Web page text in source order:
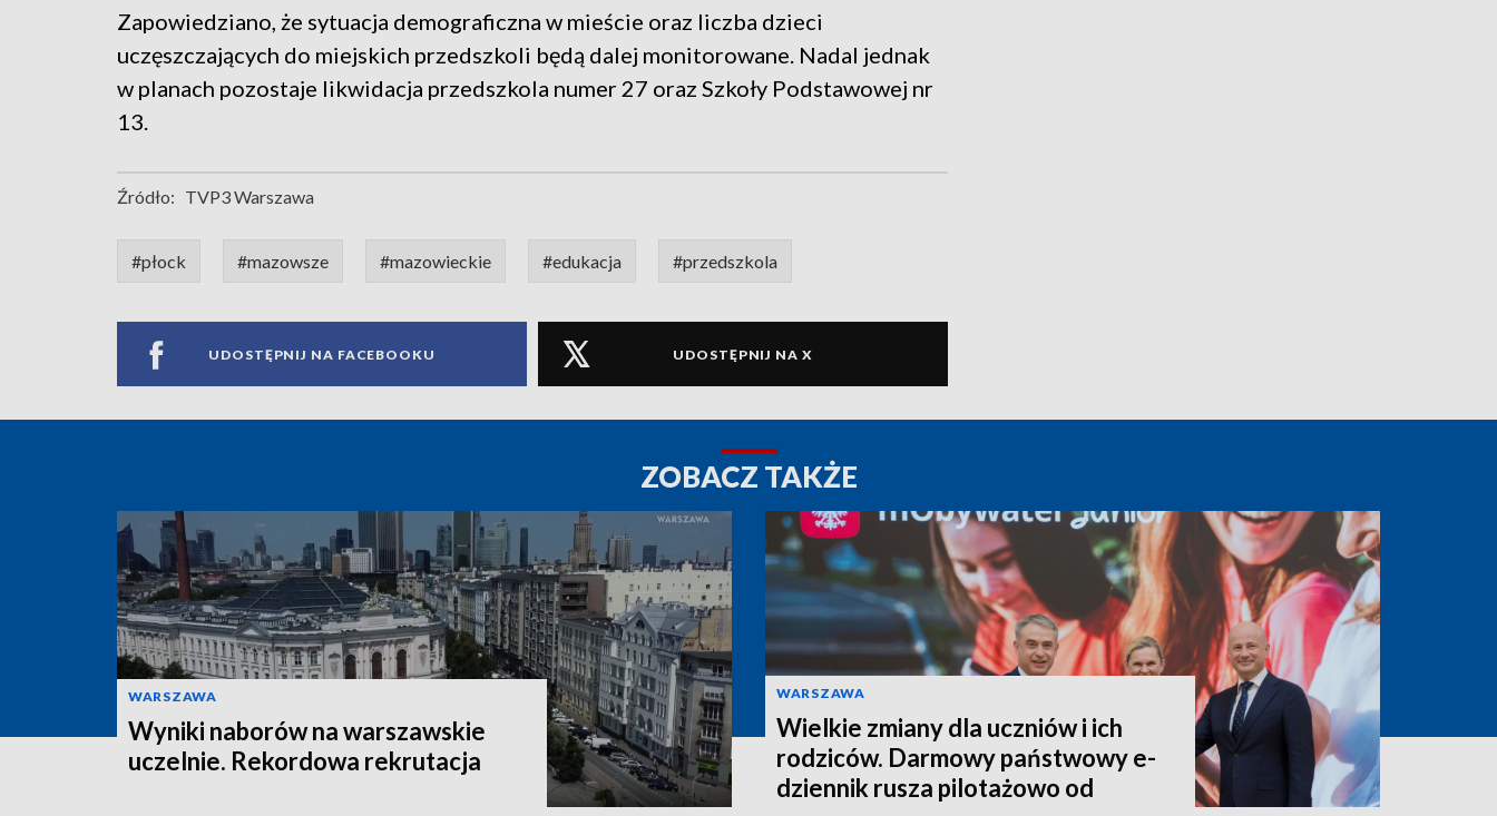
Zapowiedziano, że sytuacja demograficzna w mieście oraz liczba dzieci
uczęszczających do miejskich przedszkoli będą dalej monitorowane. Nadal jednak
w planach pozostaje likwidacja przedszkola numer 27 oraz Szkoły Podstawowej nr
13.
Źródło: TVP3 Warszawa
#płock #mazowsze #mazowieckie #edukacja #przedszkola
UDOSTĘPNIJ NA FACEBOOKU UDOSTĘPNIJ NA X
ZOBACZ TAKŻE
WARSZAWA
Wyniki naborów na warszawskie
uczelnie. Rekordowa rekrutacja
WARSZAWA
Wielkie zmiany dla uczniów i ich
rodziców. Darmowy państwowy e-
dziennik rusza pilotażowo od